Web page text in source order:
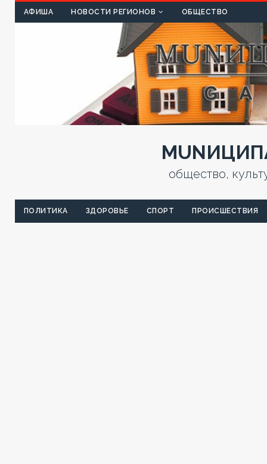
АФИША НОВОСТИ РЕГИОНОВ ОБЩЕСТВО
общество,
ПОЛИТИКА ЗДОРОВЬЕ СПОРТ ПРОИСШЕСТВИЯ